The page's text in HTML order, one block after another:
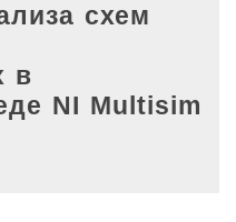
схем
в
NI Multisim